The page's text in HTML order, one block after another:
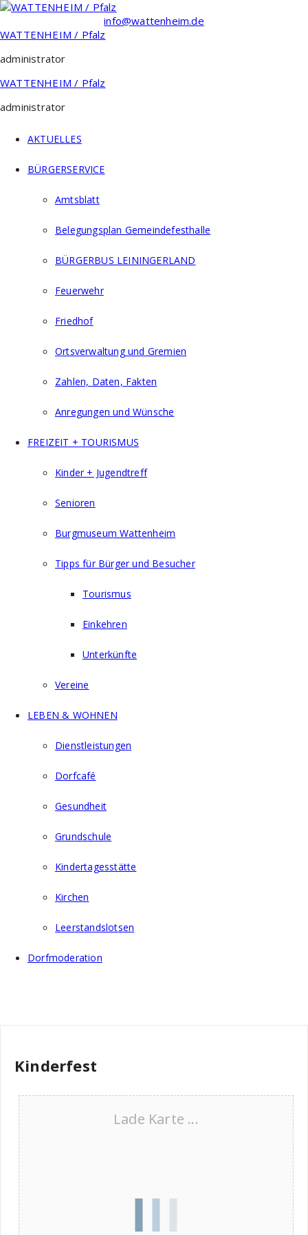
Zum
springen
info@wattenheim.de
WATTENHEIM / Pfalz
administrator
WATTENHEIM / Pfalz
administrator
AKTUELLES
BÜRGERSERVICE
Amtsblatt
Belegungsplan Gemeindefesthalle
BÜRGERBUS LEININGERLAND
Feuerwehr
Friedhof
Ortsverwaltung und Gremien
Zahlen, Daten, Fakten
Anregungen und Wünsche
FREIZEIT + TOURISMUS
Kinder + Jugendtreff
Senioren
Burgmuseum Wattenheim
Tipps für Bürger und Besucher
Tourismus
Einkehren
Unterkünfte
Vereine
LEBEN & WOHNEN
Dienstleistungen
Dorfcafé
Gesundheit
Grundschule
Kindertagesstätte
Kirchen
Leerstandslotsen
Dorfmoderation
Kinderfest
Lade Karte ...